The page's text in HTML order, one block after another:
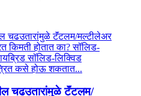
चढउतारांमुळे टॅंटलम/